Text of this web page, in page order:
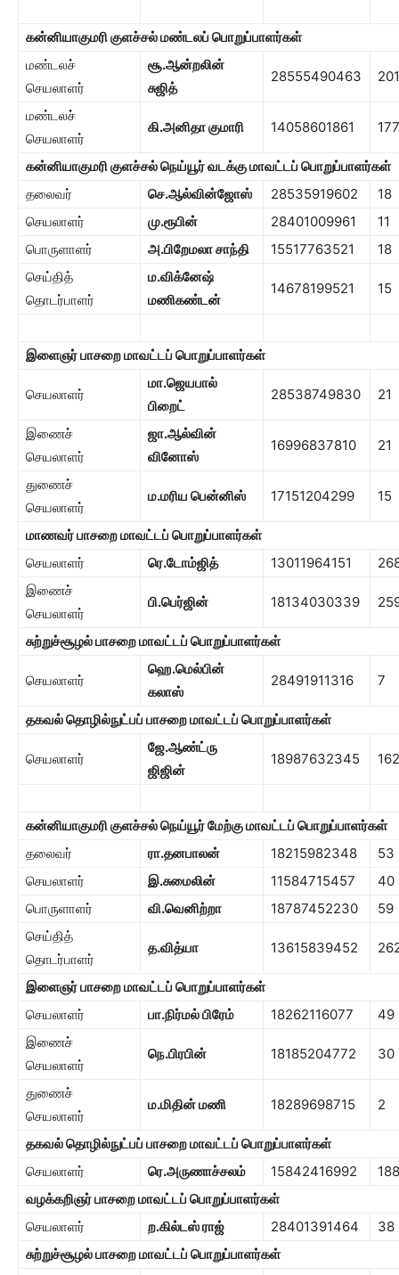
கன்னியாகுமரி குளச்சல் மண்டலப் பொறுப்பாளர்கள்
மண்டலச்
செயலாளர்
சூ.ஆன்றலின்
சுஜித்
28555490463 201
மண்டலச்
செயலாளர்
கி.அனிதா குமாரி 14058601861 177
கன்னியாகுமரி குளச்சல் நெய்யூர் வடக்குமாவட்டப் பொறுப்பாளர்கள்
தலைவர்
செ.ஆல்வின்ஜோஸ் 28535919602
18
செயலாளர்
மு.ரூபின் 28401009961
11
பொருளாளர்
அ.பிறேமலா சாந்தி 15517763521
18
செய்தித்
தொடர்பாளர்
ம.விக்னேஷ்
மணிகண்டன்
14678199521 15
இளைஞர் பாசறைமாவட்டப் பொறுப்பாளர்கள்
செயலாளர்
மா.ஜெயபால்
பிறைட்
28538749830 21
இணைச்
செயலாளர்
ஜா.ஆல்வின்
வினோஸ்
16996837810 21
துணைச்
செயலாளர்
ம.மரிய பென்னிஸ் 17151204299 15
மாணவர் பாசறைமாவட்டப் பொறுப்பாளர்கள்
செயலாளர்
ரெ.டோம்ஜித் 13011964151
இணைச்
செயலாளர்
பி.பெர்ஜின் 18134030339
சுற்றுச்சூழல் பாசறைமாவட்டப் பொறுப்பாளர்கள்
செயலாளர்
ஹெ.மெல்பின்
கலாஸ்
28491911316 7
தகவல் தொழில்நுட்பப் பாசறைமாவட்டப் பொறுப்பாளர்கள்
செயலாளர்
ஜே.ஆண்ட்ரு
ஜிஜின்
18987632345 162
கன்னியாகுமரி குளச்சல் நெய்யூர் மேற்குமாவட்டப் பொறுப்பாளர்கள்
தலைவர்
ரா.தனபாலன் 18215982348
53
செயலாளர்
இ.சுமைலின் 11584715457
40
பொருளாளர்
வி.வெனிற்றா 18787452230
59
செய்தித்
தொடர்பாளர்
த.வித்யா 13615839452
இளைஞர் பாசறைமாவட்டப் பொறுப்பாளர்கள்
செயலாளர்
பா.நிர்மல் பிரேம் 18262116077
49
இணைச்
செயலாளர்
நெ.பிரபின் 18185204772 30
துணைச்
செயலாளர்
ம.மிதின் மணி 18289698715 2
தகவல் தொழில்நுட்பப் பாசறைமாவட்டப் பொறுப்பாளர்கள்
செயலாளர்
ரெ.அருணாச்சலம் 15842416992
188
வழக்கறிஞர் பாசறைமாவட்டப் பொறுப்பாளர்கள்
செயலாளர்
ற.கில்டஸ் ராஜ் 28401391464
38
சுற்றுச்சூழல் பாசறைமாவட்டப் பொறுப்பாளர்கள்